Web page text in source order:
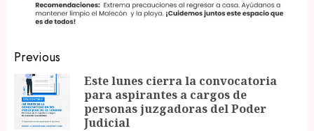
Post
navigation
Previous
Este lunes cierra la convocatoria
para aspirantes a cargos de
personas juzgadoras del Poder
Judicial